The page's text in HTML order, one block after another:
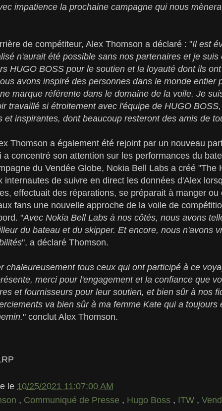
impatience la prochaine campagne qui nous
de compétiteur, Alex Thomson a déclaré : "Il est
n'aurait été possible sans nos partenaires et je suis
HUGO BOSS pour le soutien et la loyauté dont ils
avons inspiré des personnes dans le monde entier
marque référente dans le domaine de la voile. Je
travaillé si étroitement avec l'équipe de HUGO
et inspirantes, dont beaucoup resteront des amis de
Thomson a également été rejoint par un nouveau
a concentré son attention sur les performances du
du Vendée Globe, Nokia Bell Labs a créé "The
internautes de suivre en direct les données d'Alex
effectuait des réparations, se préparait à manger ou
fans une nouvelle approche de la voile de
"Avec Nokia Bell Labs à nos côtés, nous avons
du bateau et du skipper. Et encore, nous n'avons
", a déclaré Thomson.
chaleureusement tous ceux qui ont participé à ce
merci pour l'engagement et la confiance que
et fournisseurs pour leur soutien, et bien sûr à nos
va bien sûr à ma femme Kate qui a toujours
" conclut Alex Thomson.
le 10/25/2021 11:07:00 AM
, Communiqué de Presse , Hugo Boss , ITW ,